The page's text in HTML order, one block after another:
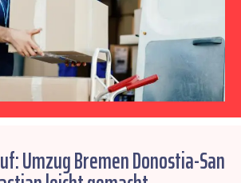
Umzug Bremen Donostia-San